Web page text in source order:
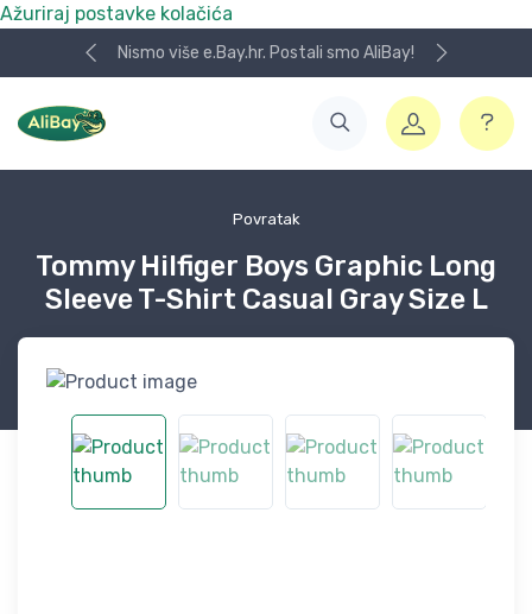
Ažuriraj postavke kolačića
Nismo više e.Bay.hr. Postali smo AliBay!
Povratak
Tommy Hilfiger Boys Graphic Long
Sleeve T-Shirt Casual Gray Size L